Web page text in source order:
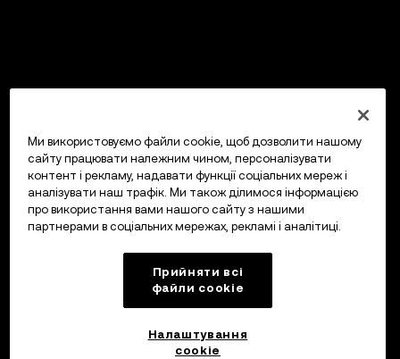
Ми використовуємо файли cookie, щоб дозволити нашому
сайту працювати належним чином, персоналізувати
контент і рекламу, надавати функції соціальних мереж і
аналізувати наш трафік. Ми також ділимося інформацією
про використання вами нашого сайту з нашими
партнерами в соціальних мережах, рекламі і аналітиці.
Прийняти всі
файли сookie
Налаштування
cookie